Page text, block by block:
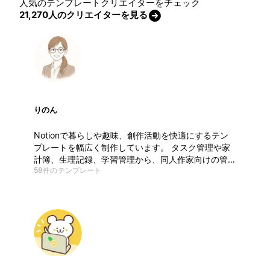
人気のテンプレートクリエイターをチェック
21,270人のクリエイターを見る
りのん
Notionで暮らしや趣味、創作活動を快適にするテン
プレートを幅広く制作しています。 タスク管理や家
計簿、生理記録、学習管理から、同人作家向けの管理
ツールまで多彩に展開。 使いやすく、見やすく、入
応。 無料から有料まで、相場より手に取りやすい価
格で提供中です。
58件のテンプレート